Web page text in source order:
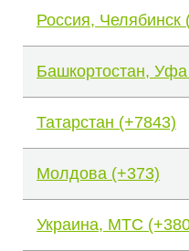
Россия, Челябинск
Башкортостан,
Татарстан (+7843)
Молдова (+373)
Украина, МТС